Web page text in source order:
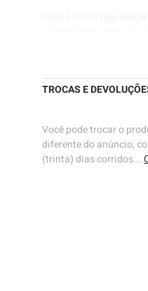
TROCAS E
Você pode trocar o
diferente do anúncio,
(trinta) dias corridos...